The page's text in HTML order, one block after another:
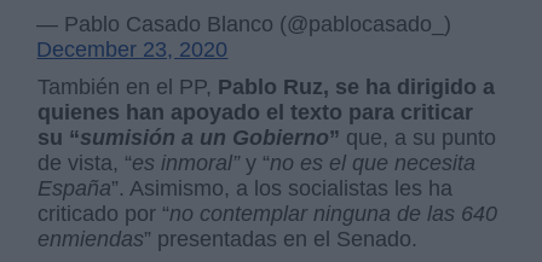
— Pablo Casado Blanco (@pablocasado_)
December 23, 2020
También en el PP, Pablo Ruz, se ha dirigido a
quienes han apoyado el texto para criticar
su “sumisión a un Gobierno” que, a su punto
de vista, “es inmoral”y “no es el que necesita
España”. Asimismo, a los socialistas les ha
criticado por “no contemplar ninguna de las 640
enmiendas” presentadas en el Senado.